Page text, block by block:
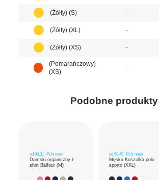
(Żółty) (S) -
(Żółty) (XL) -
(Żółty) (XS) -
(Pomarańczowy)
(XS)
-
Podobne produkty
od 93,31 PLN netto
Damski organiczny t-
shirt Balfour (M)
od 50,45 PLN netto
Męska Koszulka polo
sporto (XXL)